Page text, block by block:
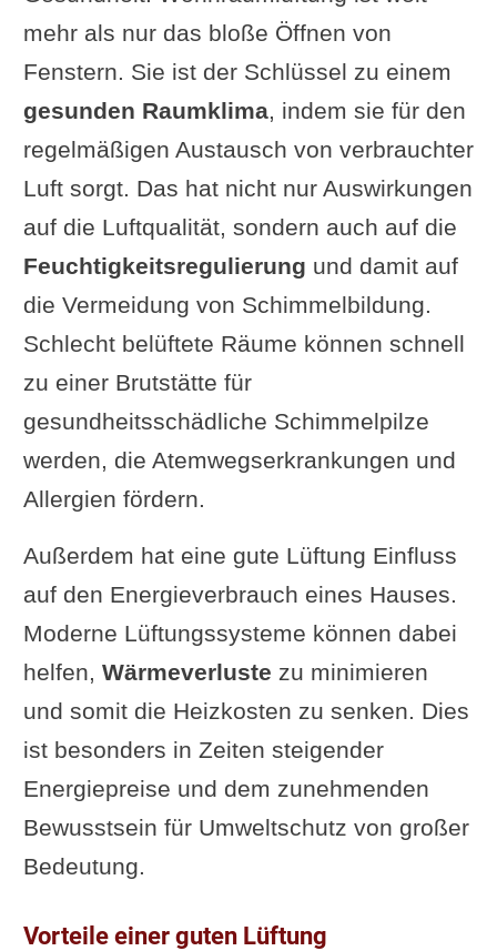
mehr als nur das bloße Öffnen von
Fenstern. Sie ist der Schlüssel zu einem
gesunden Raumklima, indem sie für den
regelmäßigen Austausch von verbrauchter
Luft sorgt. Das hat nicht nur Auswirkungen
auf die Luftqualität, sondern auch auf die
Feuchtigkeitsregulierung und damit auf
die Vermeidung von Schimmelbildung.
Schlecht belüftete Räume können schnell
zu einer Brutstätte für
gesundheitsschädliche Schimmelpilze
werden, die Atemwegserkrankungen und
Allergien fördern.
Außerdem hat eine gute Lüftung Einfluss
auf den Energieverbrauch eines Hauses.
Moderne Lüftungssysteme können dabei
helfen, Wärmeverluste zu minimieren
und somit die Heizkosten zu senken. Dies
ist besonders in Zeiten steigender
Energiepreise und dem zunehmenden
Bewusstsein für Umweltschutz von großer
Bedeutung.
Vorteile einer guten Lüftung